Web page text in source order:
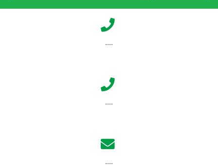
....
....
....